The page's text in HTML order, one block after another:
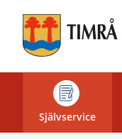
självservice
-
kommunSjälvservice